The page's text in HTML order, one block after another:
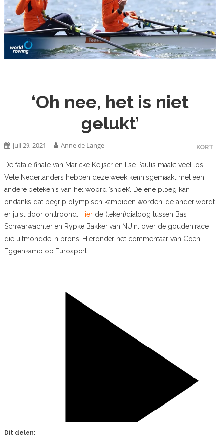
‘Oh nee, het is niet
gelukt’
KORT
juli 29, 2021 Anne de Lange
De fatale finale van Marieke Keijser en Ilse Paulis maakt veel los.
Vele Nederlanders hebben deze week kennisgemaakt met een
andere betekenis van het woord ‘snoek’. De ene ploeg kan
ondanks dat begrip olympisch kampioen worden, de ander wordt
er juist door onttroond.
Hier de (leken)dialoog tussen Bas
Schwarwachter en Rypke Bakker van NU.nl over de gouden race
die uitmondde in brons. Hieronder het commentaar van Coen
Eggenkamp op Eurosport.
Dit delen: